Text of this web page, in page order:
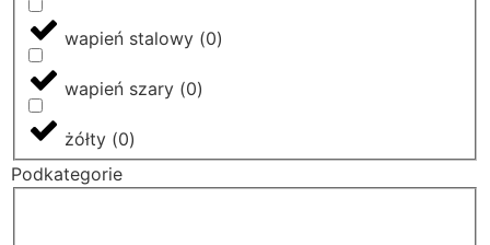
wapień stalowy (0)
wapień szary (0)
żółty (0)
Podkategorie